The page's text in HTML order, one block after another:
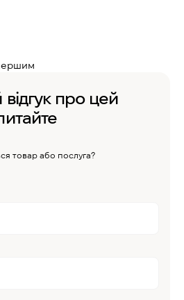
відгук про цей
товар або послуга?